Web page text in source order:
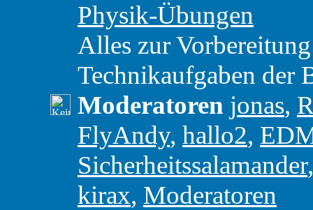
Physik-Übungen
Alles zur
Technikaufgaben der
Moderatoren jonas,
FlyAndy, hallo2,
Sicherheitssalamander
kirax, Moderatoren